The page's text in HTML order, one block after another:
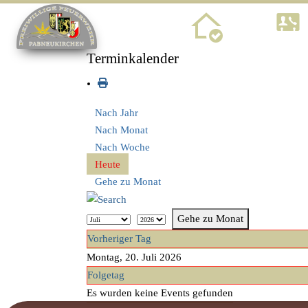
Terminkalender
Nach Jahr
Nach Monat
Nach Woche
Heute
Gehe zu Monat
Gehe zu Monat
Vorheriger Tag
Montag, 20. Juli 2026
Folgetag
Es wurden keine Events gefunden